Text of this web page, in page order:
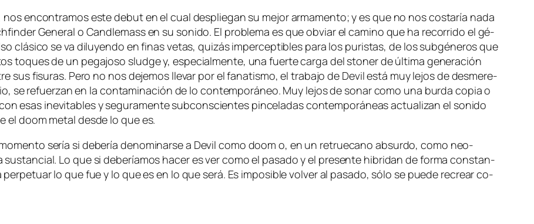
en­con­tra­mos es­te de­but en el cual des­plie­gan su me­jor ar­ma­men­to; y es que no nos cos­ta­ría na­da
General o Candlemass en su so­ni­do. El pro­ble­ma es que ob­viar el ca­mino que ha re­co­rri­do el gé­
clá­si­co se va di­lu­yen­do en fi­nas ve­tas, qui­zás im­per­cep­ti­bles pa­ra los pu­ris­tas, de los sub­gé­ne­ros que
to­ques de un pe­ga­jo­so slud­ge y, es­pe­cial­men­te, una fuer­te car­ga del sto­ner de úl­ti­ma ge­ne­ra­ción
sus fi­su­ras. Pero no nos de­je­mos lle­var por el fa­na­tis­mo, el tra­ba­jo de Devil es­tá muy le­jos de des­me­re­
se re­fuer­zan en la con­ta­mi­na­ción de lo con­tem­po­rá­neo. Muy le­jos de so­nar co­mo una bur­da co­pia o
esas in­evi­ta­bles y se­gu­ra­men­te sub­cons­cien­tes pin­ce­la­das con­tem­po­rá­neas ac­tua­li­zan el so­ni­do
el doom me­tal des­de lo que es.
se­ría si de­be­ría de­no­mi­nar­se a Devil co­mo doom o, en un re­true­cano ab­sur­do, co­mo neo-
Lo que si de­be­ría­mos ha­cer es ver co­mo el pa­sa­do y el pre­sen­te hi­bri­dan de for­ma cons­tan­
lo que fue y lo que es en lo que se­rá. Es im­po­si­ble vol­ver al pa­sa­do, só­lo se pue­de re­crear co­